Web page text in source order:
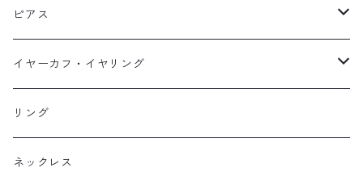
ネックレス
イヤーカフ
イヤリング
ピアス
ネックレス
リング
ブレス
ピアス
スタッド・一粒
フック・ぶら下がり
フープ
イヤーカフ・イヤリング
原石イヤーカフ
植物イヤーカフ
リング
ネックレス